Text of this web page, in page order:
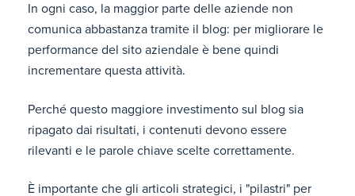
In ogni caso, la maggior parte delle aziende non
comunica abbastanza tramite il blog: per migliorare le
performance del sito aziendale è bene quindi
incrementare questa attività.
Perché questo maggiore investimento sul blog sia
ripagato dai risultati, i contenuti devono essere
rilevanti e le parole chiave scelte correttamente.
È importante che gli articoli strategici, i "pilastri" per